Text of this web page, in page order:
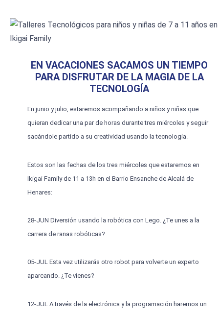
EN VACACIONES SACAMOS UN TIEMPO
PARA DISFRUTAR DE LA MAGIA DE LA
TECNOLOGÍA
En junio y julio, estaremos acompañando a niños y niñas que
quieran dedicar una par de horas durante tres miércoles y seguir
sacándole partido a su creatividad usando la tecnología.
Estos son las fechas de los tres miércoles que estaremos en
Ikigai Family de 11 a 13h en el Barrio Ensanche de Alcalá de
Henares:
28-JUN Diversión usando la robótica con Lego. ¿Te unes a la
carrera de ranas robóticas?
05-JUL Esta vez utilizarás otro robot para volverte un experto
aparcando. ¿Te vienes?
12-JUL A través de la electrónica y la programación haremos un